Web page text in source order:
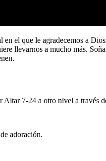
el que le agradecemos a
llevarnos a mucho más.
7-24 a otro nivel a través
adoración.